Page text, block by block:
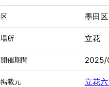
区 墨田区
場所 立花
開催期間 2025/
掲載元 立花